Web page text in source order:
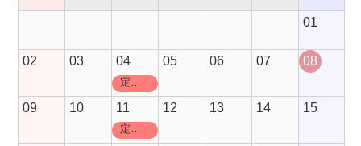
01
02 03 04 05 06 07 08
09 10 11 12 13 14 15